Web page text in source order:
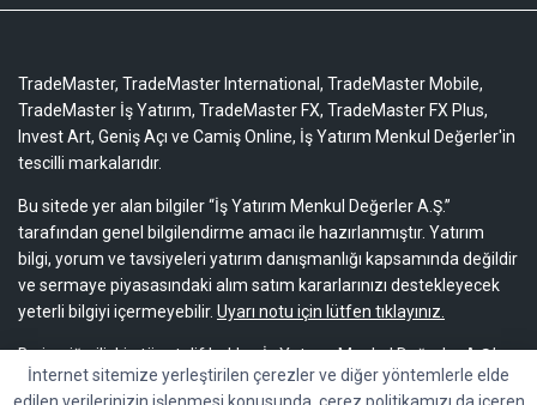
TradeMaster, TradeMaster International, TradeMaster Mobile,
TradeMaster İş Yatırım, TradeMaster FX, TradeMaster FX Plus,
Invest Art, Geniş Açı ve Camiş Online, İş Yatırım Menkul Değerler'in
tescilli markalarıdır.
Bu sitede yer alan bilgiler “İş Yatırım Menkul Değerler A.Ş.”
tarafından genel bilgilendirme amacı ile hazırlanmıştır. Yatırım
bilgi, yorum ve tavsiyeleri yatırım danışmanlığı kapsamında değildir
ve sermaye piyasasındaki alım satım kararlarınızı destekleyecek
yeterli bilgiyi içermeyebilir. Uyarı notu için lütfen tıklayınız.
Bu içeriğe ilişkin tüm telif hakları İş Yatırım Menkul Değerler A.Ş.’ye
aittir. Bu içerik, açık iznimiz olmaksızın başkaları tarafından
İnternet sitemize yerleştirilen çerezler ve diğer yöntemlerle elde